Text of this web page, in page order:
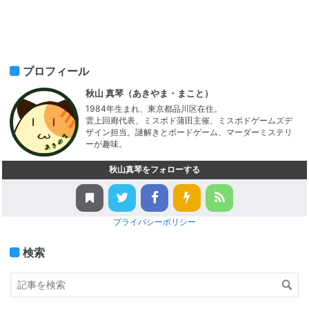
プロフィール
秋山 真琴（あきやま・まこと）
1984年生まれ、東京都品川区在住。
雲上回廊代表、ミスボド蒲田主催、ミスボドゲームズデ
ザイン担当。謎解きとボードゲーム、マーダーミステリ
ーが趣味。
秋山真琴をフォローする
プライバシーポリシー
検索